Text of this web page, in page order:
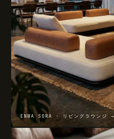
ENWA SORA · リビングラウンジ →